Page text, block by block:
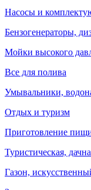
Насосы и
Бензогенераторы,
Мойки высокого
Все для полива
Умывальники,
Отдых и туризм
Приготовление
Туристическая,
Газон,